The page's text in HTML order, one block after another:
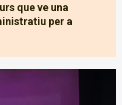
que ve una
per a